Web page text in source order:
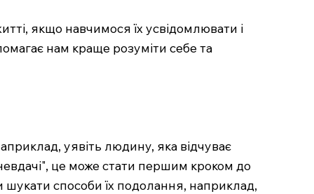
якщо навчимося їх усвідомлювати і
нам краще розуміти себе та
уявіть людину, яка відчуває
це може стати першим кроком до
шукати способи їх подолання, наприклад,